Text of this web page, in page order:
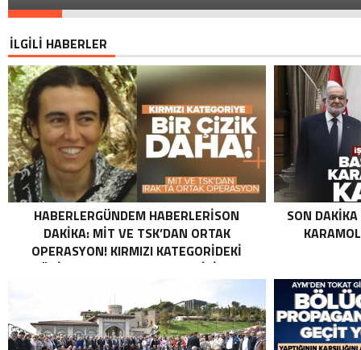
İLGİLİ HABERLER
HABERLERGÜNDEM HABERLERISON
DAKIKA: MİT VE TSK’DAN ORTAK
OPERASYON! KIRMIZI KATEGORIDEKI
TERÖRIST NAZLI TAŞPINAR ETKISIZ HALE
ORTAK OPERASYON! KIRMIZI
KATEGORIDEKI TERÖRIST NAZLI
TAŞPINAR ETKISIZ HALE GETIRILDI .
SON